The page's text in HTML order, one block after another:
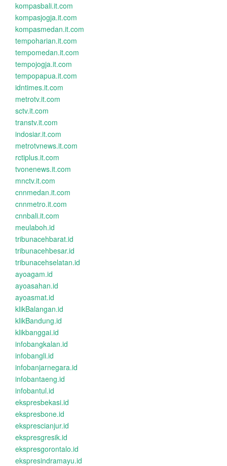
kompasbali.it.com
kompasjogja.it.com
kompasmedan.it.com
tempoharian.it.com
tempomedan.it.com
tempojogja.it.com
tempopapua.it.com
idntimes.it.com
metrotv.it.com
sctv.it.com
transtv.it.com
indosiar.it.com
metrotvnews.it.com
rctiplus.it.com
tvonenews.it.com
mnctv.it.com
cnnmedan.it.com
cnnmetro.it.com
cnnbali.it.com
meulaboh.id
tribunacehbarat.id
tribunacehbesar.id
tribunacehselatan.id
ayoagam.id
ayoasahan.id
ayoasmat.id
klikBalangan.id
klikBandung.id
klikbanggai.id
infobangkalan.id
infobangli.id
infobanjarnegara.id
infobantaeng.id
infobantul.id
ekspresbekasi.id
ekspresbone.id
eksprescianjur.id
ekspresgresik.id
ekspresgorontalo.id
ekspresindramayu.id